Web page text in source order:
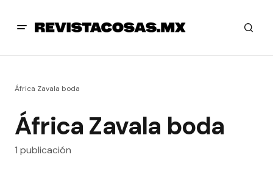
África Zavala boda
África Zavala boda
1 publicación